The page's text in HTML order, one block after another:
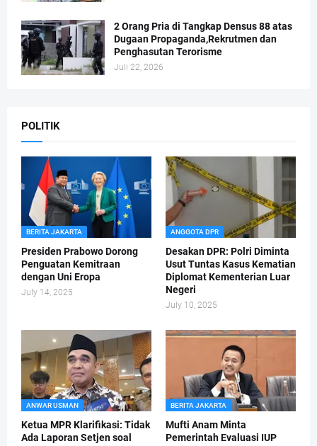
2 Orang Pria di Tangkap Densus 88 atas
Dugaan Propaganda,Rekrutmen dan
Penghasutan Terorisme
Juli 22, 2026
POLITIK
BERITA JAKARTA
Presiden Prabowo Dorong
Penguatan Kemitraan
dengan Uni Eropa
July 14, 2025
ANGGOTA DPR
Desakan DPR: Polri Diminta
Usut Tuntas Kasus Kematian
Diplomat Kementerian Luar
Negeri
July 10, 2025
ANWAR USMAN
Ketua MPR Klarifikasi: Tidak
Ada Laporan Setjen soal
BERITA JAKARTA
Mufti Anam Minta
Pemerintah Evaluasi IUP